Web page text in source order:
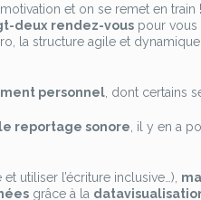
et on se remet en train
deux rendez-vouspour vous
la structure agile et
personnel, dont certains
le reportage sonore , il y en a
utiliser l’écriture inclusive…),
grâce à la